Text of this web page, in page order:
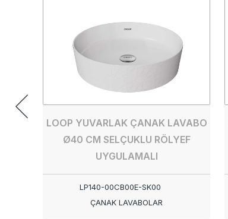
LOOP YUVARLAK ÇANAK LAVABO
Ø40 CM SELÇUKLU RÖLYEF
UYGULAMALI
LP140-00CB00E-SK00
ÇANAK LAVABOLAR